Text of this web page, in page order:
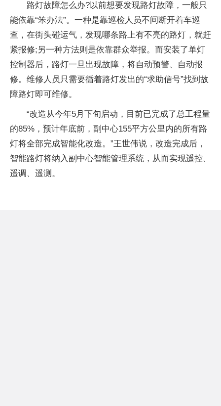
路灯故障怎么办?以前想要发现路灯故障，一般只
能依靠“笨办法”。一种是靠巡检人员不间断开着车巡
查，在街头碰运气，发现哪条路上有不亮的路灯，就赶
紧报修;另一种方法则是依靠群众举报。而安装了单灯
控制器后，路灯一旦出现故障，将自动预警、自动报
修。维修人员只需要循着路灯发出的“求助信号”找到故
障路灯即可维修。
“改造从今年5月下旬启动，目前已完成了总工程量
的85%，预计年底前，副中心155平方公里内的所有路
灯将全部完成智能化改造。”王世伟说，改造完成后，
智能路灯将纳入副中心智能管理系统，从而实现遥控、
遥调、遥测。